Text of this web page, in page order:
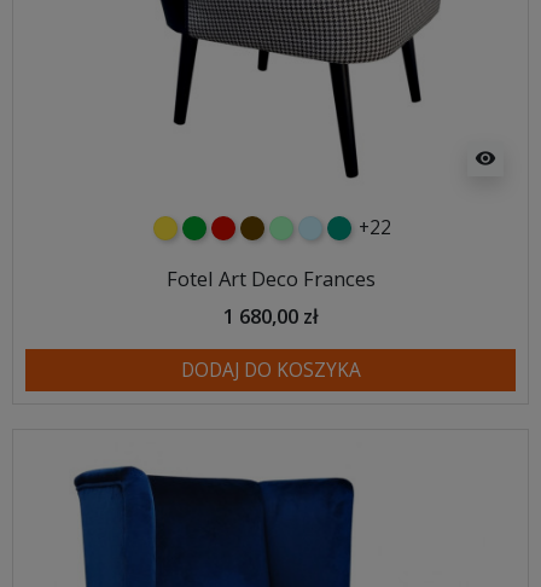
visibility
żółtyzielonyczerwony
czekoladowy
miętowybłękitny
turkusowy
+22
Fotel Art Deco Frances
1 680,00 zł
DODAJ DO KOSZYKA